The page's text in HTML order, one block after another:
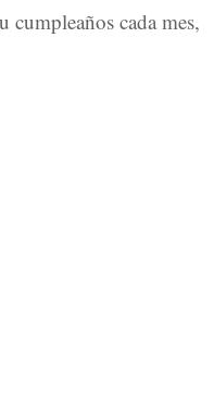
cumpleaños cada mes,